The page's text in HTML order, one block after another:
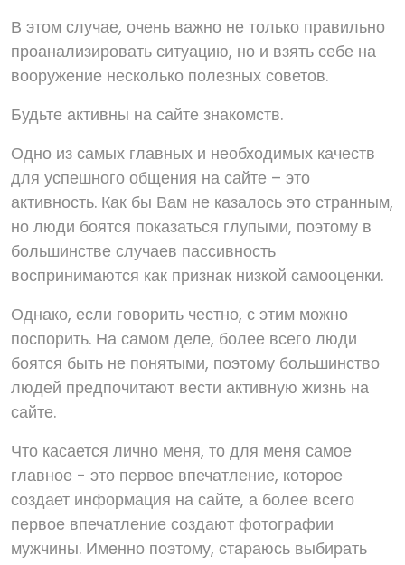
В этом случае, очень важно не только правильно
проанализировать ситуацию, но и взять себе на
вооружение несколько полезных советов.
Будьте активны на сайте знакомств.
Одно из самых главных и необходимых качеств
для успешного общения на сайте – это
активность. Как бы Вам не казалось это странным,
но люди боятся показаться глупыми, поэтому в
большинстве случаев пассивность
воспринимаются как признак низкой самооценки.
Однако, если говорить честно, с этим можно
поспорить. На самом деле, более всего люди
боятся быть не понятыми, поэтому большинство
людей предпочитают вести активную жизнь на
сайте.
Что касается лично меня, то для меня самое
главное - это первое впечатление, которое
создает информация на сайте, а более всего
первое впечатление создают фотографии
мужчины. Именно поэтому, стараюсь выбирать